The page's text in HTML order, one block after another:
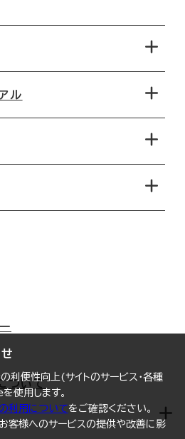
利便性向上(サイトのサービス・各種
使用します。
利用についてをご確認ください。
客様へのサービスの提供や改善に影
ル
ョン
ついて